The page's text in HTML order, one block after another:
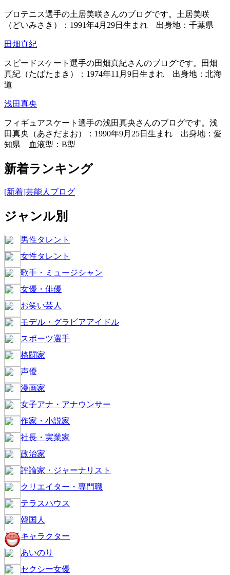
プロテニス選手の土居美咲さんのブログです。土居美咲
（どいみさき）：1991年4月29日生まれ 出身地：千葉県
田畑真紀
スピードスケート選手の田畑真紀さんのブログです。田畑
真紀（たばたまき）：1974年11月9日生まれ 出身地：北海
道
浅田真央
フィギュアスケート選手の浅田真央さんのブログです。浅
田真央（あさだまお）：1990年9月25日生まれ 出身地：愛
知県 血液型：B型
新着ランキング
[新着]芸能人ブログ
ジャンル別
男性タレント
女性タレント
歌手・ミュージシャン
女優・俳優
お笑い芸人
モデル・グラビアアイドル
スポーツ選手
格闘家
声優
漫画家
女子アナ・アナウンサー
作家・小説家
社長・実業家
政治家
評論家・ジャーナリスト
クリエイター・専門職
テラスハウス
韓国人
キャラクター
あいのり
セクシー女優